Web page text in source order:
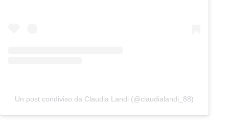
Un post condiviso da Claudia Landi (@claudialandi_88)